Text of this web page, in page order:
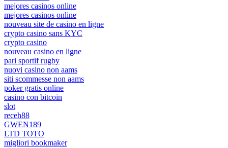
mejores casinos online
mejores casinos online
nouveau site de casino en ligne
crypto casino sans KYC
crypto casino
nouveau casino en ligne
pari sportif rugby
nuovi casino non aams
siti scommesse non aams
poker gratis online
casino con bitcoin
slot
receh88
GWEN189
LTD TOTO
migliori bookmaker